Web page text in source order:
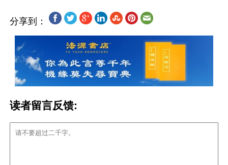
分享到：
读者留言反馈: